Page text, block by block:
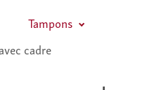
Tampons
cadre